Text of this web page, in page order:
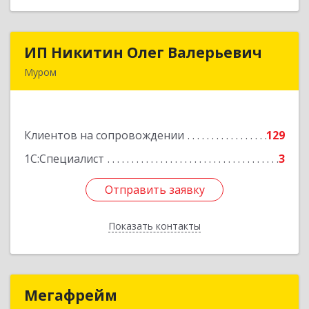
ИП Никитин Олег Валерьевич
Муром
Клиентов на сопровождении
129
1С:Специалист
3
Отправить заявку
Показать контакты
ИП Никитин Олег Валерьевич
Подробнее
Отправить заявку
Назад
Мегафрейм